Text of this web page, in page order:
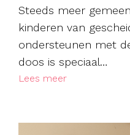
Steeds meer
kinderen van
ondersteunen met
doos is speciaal…
Lees meer